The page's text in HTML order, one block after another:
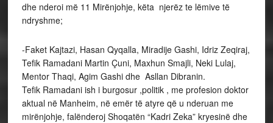
dhe nderoi më 11 Mirënjohje, këta njerëz te lëmive të
ndryshme;
-Faket Kajtazi, Hasan Qyqalla, Miradije Gashi, Idriz Zeqiraj,
Tefik Ramadani Martin Çuni, Maxhun Smajli, Neki Lulaj,
Mentor Thaqi, Agim Gashi dhe Asllan Dibranin.
Tefik Ramadani ish i burgosur ,politik , me profesion doktor
aktual në Manheim, në emër të atyre që u nderuan me
mirënjohje, falënderoj Shoqatën “Kadri Zeka” kryesinë dhe